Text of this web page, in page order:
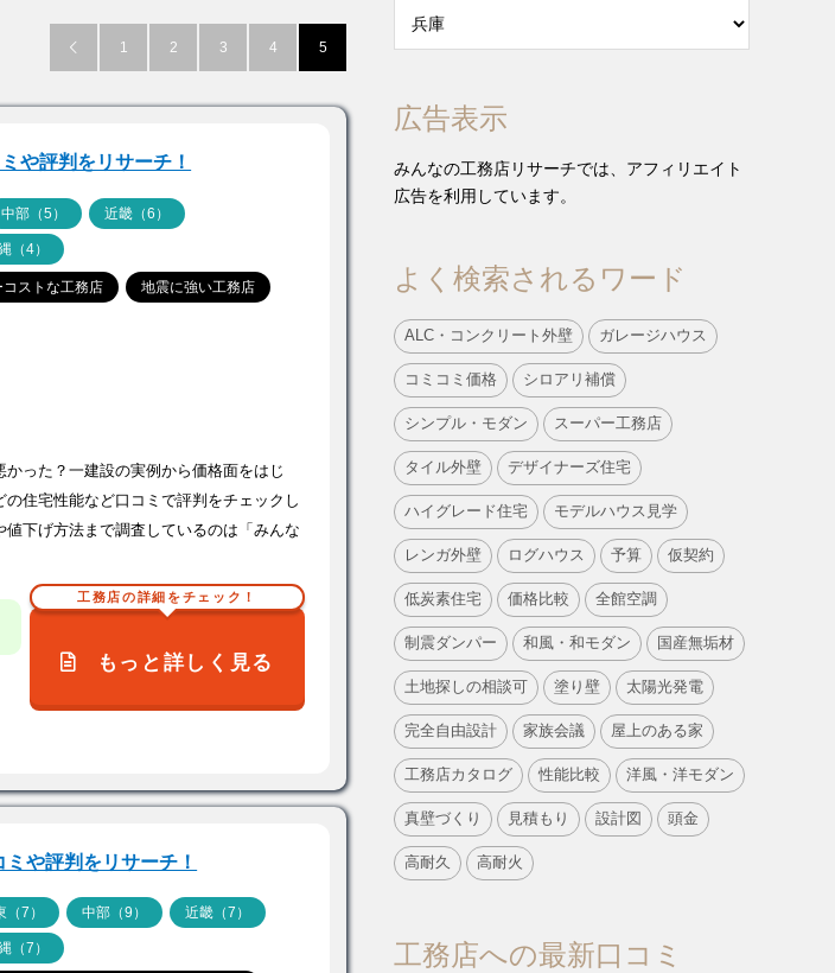
 1 2 3 4 5
や評判をリサーチ！
中部（5） 近畿（6）
（4）
コストな工務店 地震に強い工務店
った？一建設の実例から価格面をはじ
住宅性能など口コミで評判をチェックし
下げ方法まで調査しているのは「みんな
工務店の詳細をチェック！
もっと詳しく見る
や評判をリサーチ！
（7） 中部（9） 近畿（7）
（7）
広告表示
みんなの工務店リサーチでは、アフィリエイト
広告を利用しています。
よく検索されるワード
ALC・コンクリート外壁 ガレージハウス
コミコミ価格 シロアリ補償
シンプル・モダン スーパー工務店
タイル外壁 デザイナーズ住宅
ハイグレード住宅 モデルハウス見学
レンガ外壁 ログハウス 予算 仮契約
低炭素住宅 価格比較 全館空調
制震ダンパー 和風・和モダン 国産無垢材
土地探しの相談可 塗り壁 太陽光発電
完全自由設計 家族会議 屋上のある家
工務店カタログ 性能比較 洋風・洋モダン
真壁づくり 見積もり 設計図 頭金
高耐久 高耐火
工務店への最新口コミ